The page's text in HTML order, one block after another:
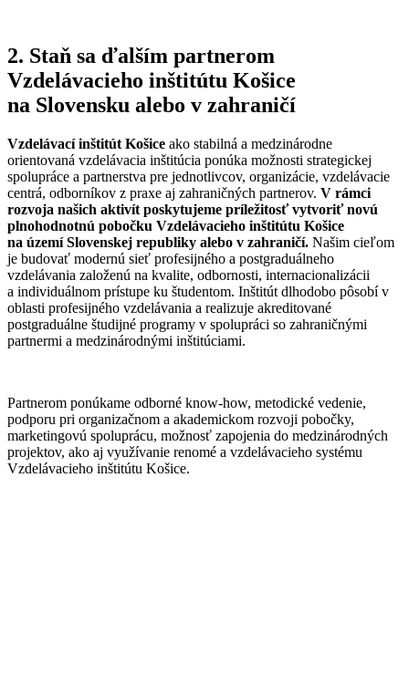
2. Staň sa ďalším partnerom
Vzdelávacieho inštitútu Košice
na Slovensku alebo v zahraničí
Vzdelávací inštitút Košice ako stabilná a medzinárodne
orientovaná vzdelávacia inštitúcia ponúka možnosti strategickej
spolupráce a partnerstva pre jednotlivcov, organizácie, vzdelávacie
centrá, odborníkov z praxe aj zahraničných partnerov. V rámci
rozvoja našich aktivít poskytujeme príležitosť vytvoriť novú
plnohodnotnú pobočku Vzdelávacieho inštitútu Košice
na území Slovenskej republiky alebo v zahraničí. Našim cieľom
je budovať modernú sieť profesijného a postgraduálneho
vzdelávania založenú na kvalite, odbornosti, internacionalizácii
a individuálnom prístupe ku študentom. Inštitút dlhodobo pôsobí v
oblasti profesijného vzdelávania a realizuje akreditované
postgraduálne študijné programy v spolupráci so zahraničnými
partnermi a medzinárodnými inštitúciami.
Partnerom ponúkame odborné know-how, metodické vedenie,
podporu pri organizačnom a akademickom rozvoji pobočky,
marketingovú spoluprácu, možnosť zapojenia do medzinárodných
projektov, ako aj využívanie renomé a vzdelávacieho systému
Vzdelávacieho inštitútu Košice.